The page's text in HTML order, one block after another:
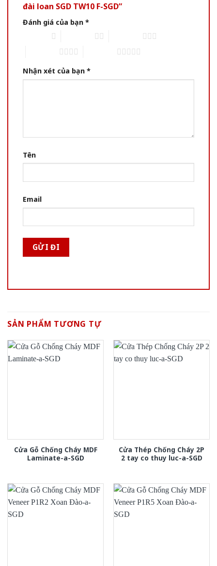
đài loan SGD TW10 F-SGD”
Đánh giá của bạn *
Nhận xét của bạn *
Tên
Email
SẢN PHẨM TƯƠNG TỰ
Cửa Gỗ Chống Cháy MDF
Laminate-a-SGD
Cửa Thép Chống Cháy 2P
2 tay co thuy luc-a-SGD